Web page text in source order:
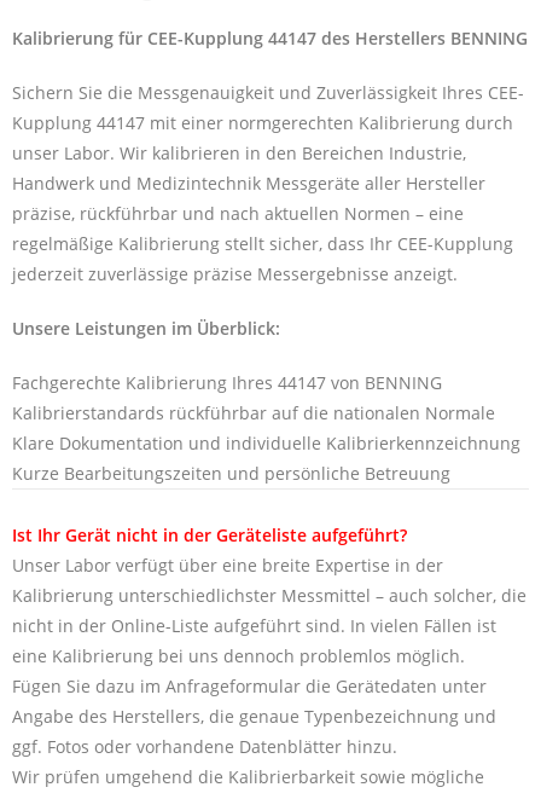
Kalibrierung für CEE-Kupplung 44147 des Herstellers BENNING
Sichern Sie die Messgenauigkeit und Zuverlässigkeit Ihres CEE-
Kupplung 44147 mit einer normgerechten Kalibrierung durch
unser Labor. Wir kalibrieren in den Bereichen Industrie,
Handwerk und Medizintechnik Messgeräte aller Hersteller
präzise, rückführbar und nach aktuellen Normen – eine
regelmäßige Kalibrierung stellt sicher, dass Ihr CEE-Kupplung
jederzeit zuverlässige präzise Messergebnisse anzeigt.
Unsere Leistungen im Überblick:
Fachgerechte Kalibrierung Ihres 44147 von BENNING
Kalibrierstandards rückführbar auf die nationalen Normale
Klare Dokumentation und individuelle Kalibrierkennzeichnung
Kurze Bearbeitungszeiten und persönliche Betreuung
Ist Ihr Gerät nicht in der Geräteliste aufgeführt?
Unser Labor verfügt über eine breite Expertise in der
Kalibrierung unterschiedlichster Messmittel – auch solcher, die
nicht in der Online-Liste aufgeführt sind. In vielen Fällen ist
eine Kalibrierung bei uns dennoch problemlos möglich.
Fügen Sie dazu im Anfrageformular die Gerätedaten unter
Angabe des Herstellers, die genaue Typenbezeichnung und
ggf. Fotos oder vorhandene Datenblätter hinzu.
Wir prüfen umgehend die Kalibrierbarkeit sowie mögliche